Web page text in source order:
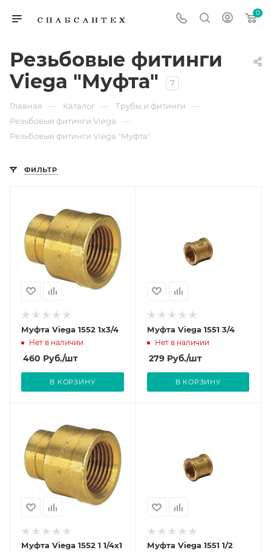
0
Резьбовые фитинги
Viega "Муфта"
7
Главная — Каталог — Трубы и фитинги —
Резьбовые фитинги Viega —
Резьбовые фитинги Viega "Муфта"
ФИЛЬТР
Муфта Viega 1552 1x3/4
Нет в наличии
460 Руб./шт
В КОРЗИНУ
Муфта Viega 1551 3/4
Нет в наличии
279Руб./шт
В КОРЗИНУ
Муфта Viega 1552 1 1/4x1 Муфта Viega 1551 1/2